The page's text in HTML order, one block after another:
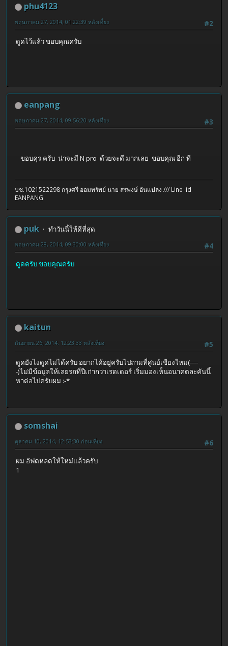
phu4123
#2
พฤษภาคม 27, 2014, 01:22:39 หลังเที่ยง
ดูดไว้แล้ว ขอบคุณครับ
eanpang
#3
พฤษภาคม 27, 2014, 09:56:20 หลังเที่ยง
ขอบคุร ครับ น่าจะมี N pro ด้วยจะดี มากเลย ขอบคุณ อีก ที
บช.1021522298 กรุงศรี ออมทรัพย์ นาย สรพงษ์ อันแปลง /// Line id
EANPANG
puk
ทำวันนี้ให้ดีที่สุด
#4
พฤษภาคม 28, 2014, 09:30:00 หลังเที่ยง
ดูดครับ ขอบคุณครับ
kaitun
#5
กันยายน 26, 2014, 12:23:33 หลังเที่ยง
ดูดยังไงดูดไม่ได้ครับ อยากได้อยู่ครับไปถามที่ศูนย์เชียงใหม่(----
-)ไม่มีข้อมูลให้เลยรถที่ปีเก่ากว่าเรดเดอร์ เริ่มมองเห็นอนาคตละคันนี้
หาต่อไปครับผม :-*
somshai
#6
ตุลาคม 10, 2014, 12:53:30 ก่อนเที่ยง
ผม อัฟดหลดให้ใหม่แล้วครับ
1